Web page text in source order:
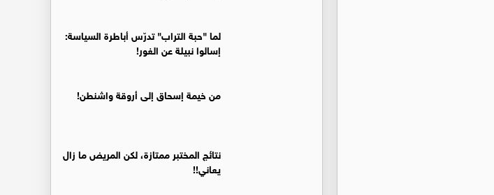
لما "حبة التراب" تدرّس أباطرة السياسة:
إسالوا نبيلة عن الغور!
من خيمة إسحاق إلى أروقة واشنطن!
نتائج المختبر ممتازة، لكن المريض ما زال
يعاني!!